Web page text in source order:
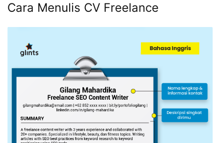
Cara Menulis CV Freelance